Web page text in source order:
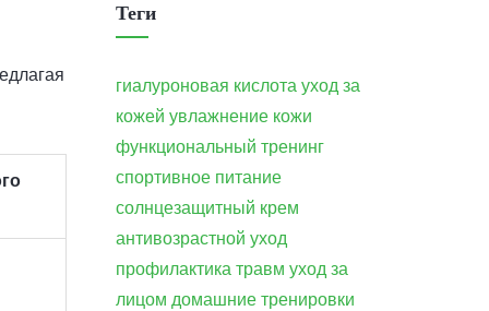
Теги
гиалуроновая кислота уход за
кожей увлажнение кожи
функциональный тренинг
спортивное питание
солнцезащитный крем
антивозрастной уход
профилактика травм уход за
лицом домашние тренировки